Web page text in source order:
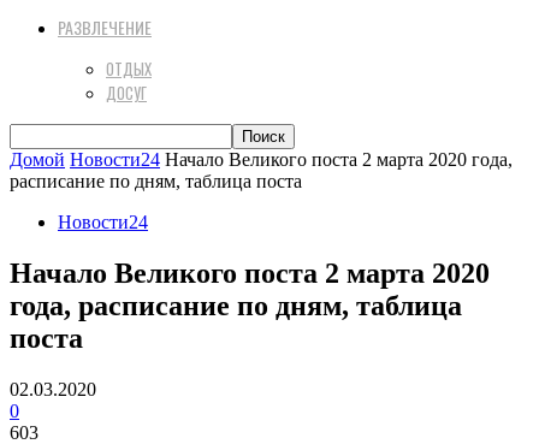
РАЗВЛЕЧЕНИЕ
ОТДЫХ
ДОСУГ
Домой Новости24 Начало Великого поста 2 марта 2020 года,
расписание по дням, таблица поста
Новости24
Начало Великого поста 2 марта 2020
года, расписание по дням, таблица
поста
02.03.2020
0
603